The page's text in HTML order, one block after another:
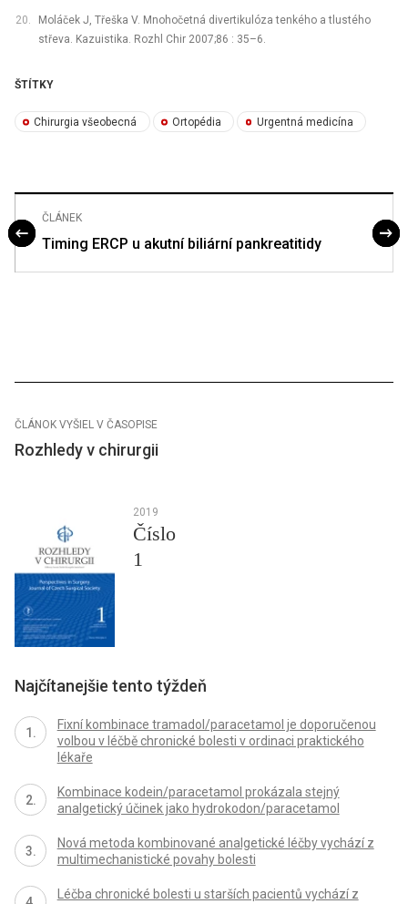
Moláček J, Třeška V. Mnohočetná divertikulóza tenkého a tlustého
střeva. Kazuistika. Rozhl Chir 2007;86 : 35–6.
ŠTÍTKY
Chirurgia všeobecná Ortopédia Urgentná medicína
ČLÁNEK
Timing ERCP u akutní biliární pankreatitidy
ČLÁNOK VYŠIEL V ČASOPISE
Rozhledy v chirurgii
2019
Číslo
1
Najčítanejšie tento týždeň
Fixní kombinace tramadol/paracetamol je doporučenou
volbou v léčbě chronické bolesti v ordinaci praktického
lékaře
Kombinace kodein/paracetamol prokázala stejný
analgetický účinek jako hydrokodon/paracetamol
Nová metoda kombinované analgetické léčby vychází z
multimechanistické povahy bolesti
Léčba chronické bolesti u starších pacientů vychází z